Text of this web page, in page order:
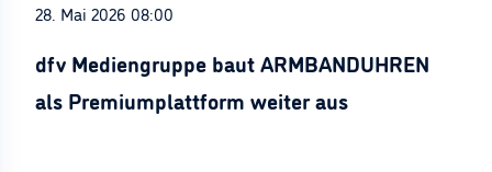
28. Mai 2026 08:00
dfv Mediengruppe baut ARMBANDUHREN
als Premiumplattform weiter aus